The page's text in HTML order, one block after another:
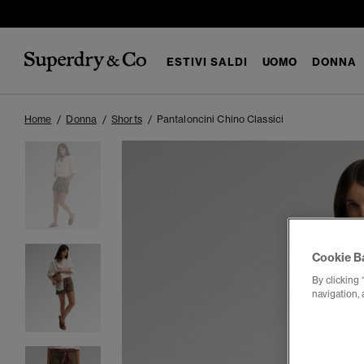
ESTIVI SALDI UOMO DONNA
Home Donna Shorts Pantaloncini Chino Classici
Cookie
By clicking
navigation,